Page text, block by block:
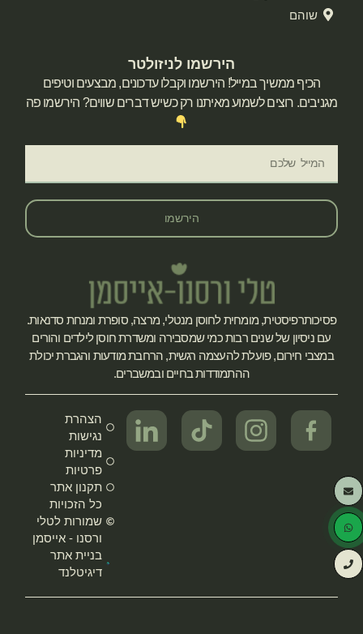
שוהם
הירשמו לניזולטר
הכיף ממשיך במייל! הירשמו וקבלו עדכונים, מבצעים וטיפים
מגניבים. רוצים לשמוע מאיתנו רק כשיש דברים שווים? הירשמו פה
הירשמו
פסיכותרפיסטית, מומחית לחוסן מנטלי, מרצה, סופרת ומנחת סדנאות.
עם ניסיון של שנים רבות כמי שמסבירה ומשדרת חוסן לילדים והורים
במצבי חירום, פועלת להעצמה רגשית, הרחבת מודעות והגברת יכולת
ההתמודדות בחיים ובמשברים.
הצהרת
נגישות
מדיניות
פרטיות
תקנון אתר
כל הזכויות
שמורות לטלי
ורסנו - אייסמן
בניית אתר
דיגיטלנד